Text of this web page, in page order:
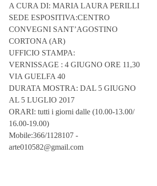
A CURA DI: MARIA LAURA PERILLI
SEDE ESPOSITIVA:CENTRO
CONVEGNI SANT’AGOSTINO
CORTONA (AR)
UFFICIO STAMPA:
VERNISSAGE : 4 GIUGNO ORE 11,30
VIA GUELFA 40
DURATA MOSTRA: DAL 5 GIUGNO
AL 5 LUGLIO 2017
ORARI: tutti i giorni dalle (10.00-13.00/
16.00-19.00)
Mobile:366/1128107 -
arte010582@gmail.com